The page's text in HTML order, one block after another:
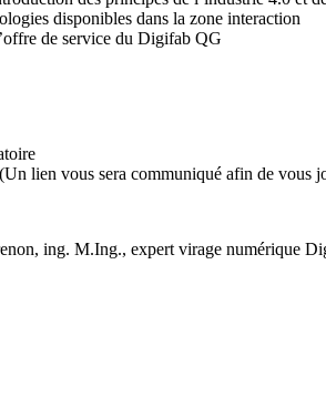
disponibles dans la zone interaction
de service du Digifab QG
lien vous sera communiqué afin de vous
ing. M.Ing., expert virage numérique